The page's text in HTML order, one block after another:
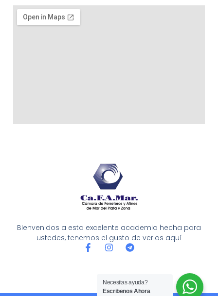
BIenvenidos a esta excelente academia hecha para
ustedes, tenemos el gusto de verlos aquí
F
I
a
g
T
g
r
Necesitas ayuda?
Escribenos Ahora